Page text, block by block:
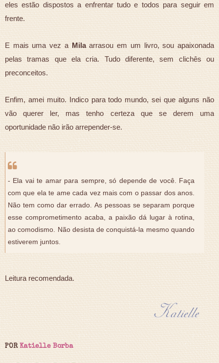
eles estão dispostos a enfrentar tudo e todos para seguir em
frente.
E mais uma vez aMilaarrasou em um livro, sou apaixonada
pelas tramas que ela cria. Tudo diferente, sem clichês ou
preconceitos.
Enfim, amei muito. Indico para todo mundo, sei que alguns não
vão querer ler, mas tenho certeza que se derem uma
oportunidade não irão arrepender-se.
- Ela vai te amar para sempre, só depende de você. Faça
com que ela te ame cada vez mais com o passar dos anos.
Não tem como dar errado. As pessoas se separam porque
esse comprometimento acaba, a paixão dá lugar à rotina,
ao comodismo. Não desista de conquistá-la mesmo quando
estiverem juntos.
Leitura recomendada.
PORKatielle Borba